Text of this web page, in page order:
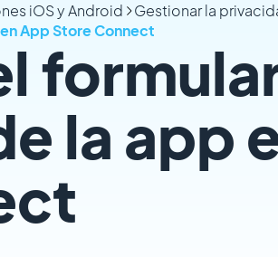
iOS y Android
Gestionar la
App Store Connect
la app